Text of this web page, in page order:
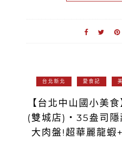
台北新北 愛食記
【台北中山國小美
(雙城店)‧35盎司隱
大肉盤!超華麗龍蝦